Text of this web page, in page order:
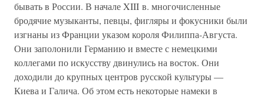
бывать в России. В начале XIII в. многочисленные
бродячие музыканты, певцы, фигляры и фокусники были
изгнаны из Франции указом короля Филиппа-Августа.
Они заполонили Германию и вместе с немецкими
коллегами по искусству двинулись на восток. Они
доходили до крупных центров русской культуры —
Киева и Галича. Об этом есть некоторые намеки в